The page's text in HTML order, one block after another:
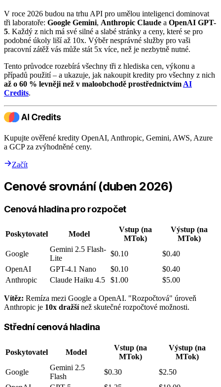
V roce 2026 budou na trhu API pro umělou inteligenci dominovat
tři laboratoře: Google Gemini, Anthropic Claude a OpenAI GPT-
5. Každý z nich má své silné a slabé stránky a ceny, které se pro
podobné úkoly liší až 10x. Výběr nesprávné služby pro vaši
pracovní zátěž vás může stát 5x více, než je nezbytně nutné.
Tento průvodce rozebírá všechny tři z hlediska cen, výkonu a
případů použití – a ukazuje, jak nakoupit kredity pro všechny z nich
až o 60 % levněji než v maloobchodě prostřednictvím AI
Credits.
Kupujte ověřené kredity OpenAI, Anthropic, Gemini, AWS, Azure
a GCP za zvýhodněné ceny.
Začít
Cenové srovnání (duben 2026)
Cenová hladina pro rozpočet
Poskytovatel Model
Vstup (na
MTok)
Výstup (na
MTok)
Google
Gemini 2.5 Flash-
Lite
$0.10
$0.40
OpenAI
GPT-4.1 Nano $0.10
$0.40
Anthropic
Claude Haiku 4.5 $1.00 $5.00
Vítěz: Remíza mezi Google a OpenAI. "Rozpočtová" úroveň
Anthropic je 10x dražšínež skutečné rozpočtové možnosti.
Střední cenová hladina
Poskytovatel Model
Vstup (na
MTok)
Výstup (na
MTok)
Google
Gemini 2.5
Flash
$0.30
$2.50